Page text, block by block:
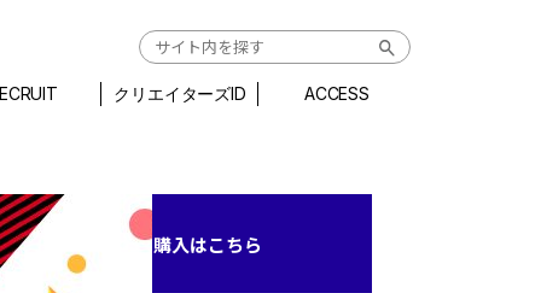
クリエイターズID ACCESS
購入はこちら